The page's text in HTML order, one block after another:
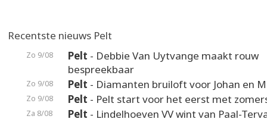
Recentste nieuws Pelt
Zo 9/08 Pelt - Debbie Van Uytvange maakt rouw
bespreekbaar
Zo 9/08 Pelt - Diamanten bruiloft voor Johan en
Zo 9/08 Pelt - Pelt start voor het eerst met
Za 8/08 Pelt - Lindelhoeven VV wint van Paal-